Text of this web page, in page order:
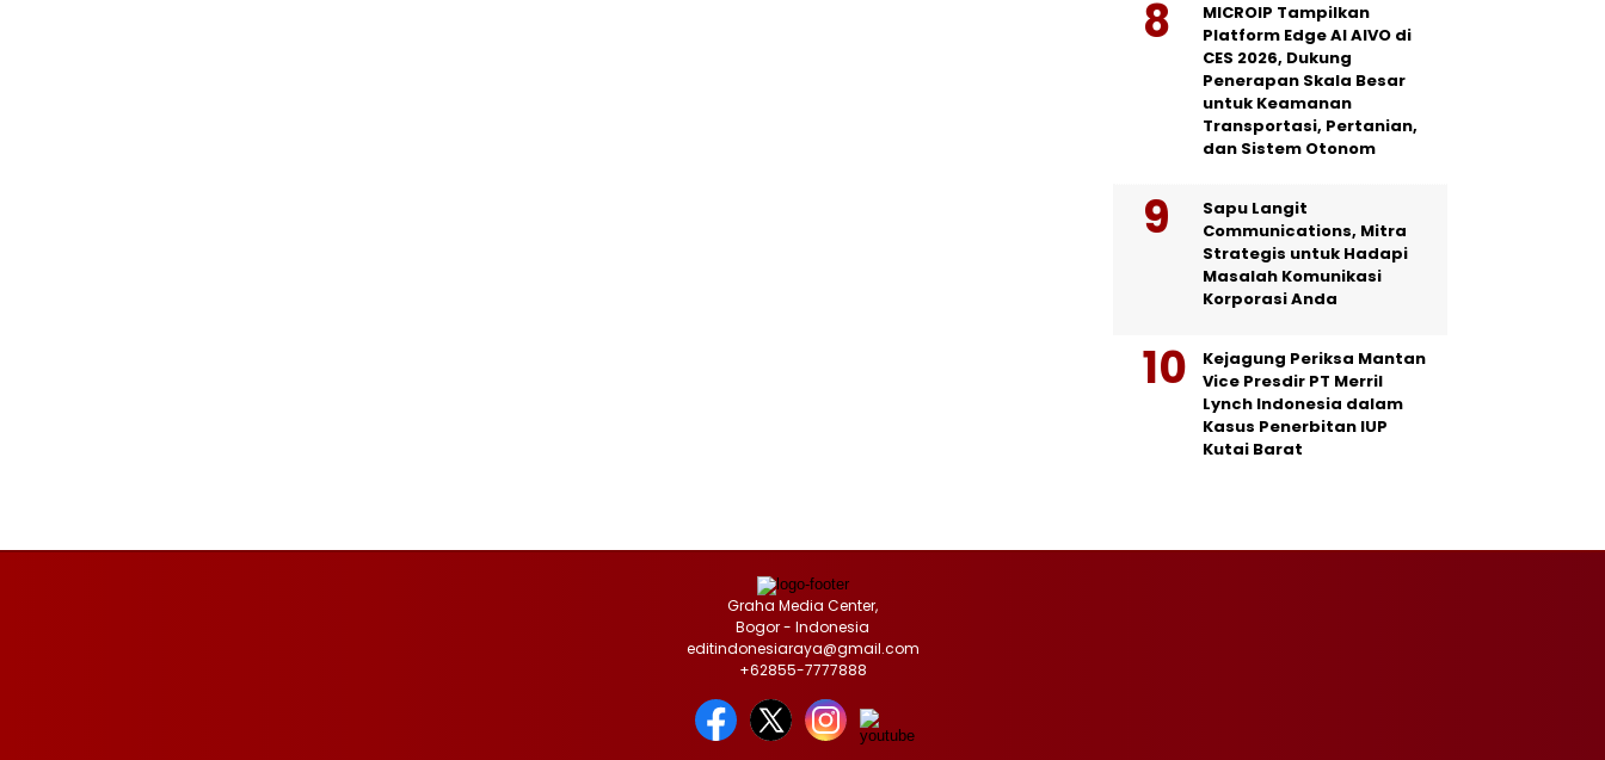
MICROIP Tampilkan
Platform Edge AI AIVO di
CES 2026, Dukung
Penerapan Skala Besar
untuk Keamanan
Transportasi, Pertanian,
dan Sistem Otonom
Sapu Langit
Communications, Mitra
Strategis untuk Hadapi
Masalah Komunikasi
Korporasi Anda
Kejagung Periksa Mantan
Vice Presdir PT Merril
Lynch Indonesia dalam
Kasus Penerbitan IUP
Kutai Barat
Graha Media Center,
Bogor - Indonesia
editindonesiaraya@gmail.com
+62855-7777888